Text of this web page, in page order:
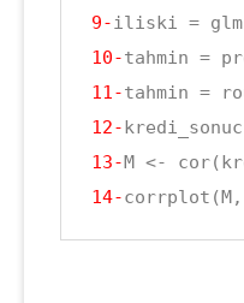
9-
10-
11-
12-
13-
14-